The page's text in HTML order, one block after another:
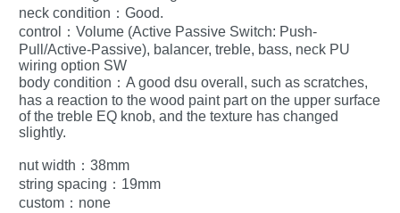
neck condition：Good.
control：Volume (Active Passive Switch: Push-
Pull/Active-Passive), balancer, treble, bass, neck PU
wiring option SW
body condition：A good dsu overall, such as scratches,
has a reaction to the wood paint part on the upper surface
of the treble EQ knob, and the texture has changed
slightly.
nut width：38mm
string spacing：19mm
custom：none